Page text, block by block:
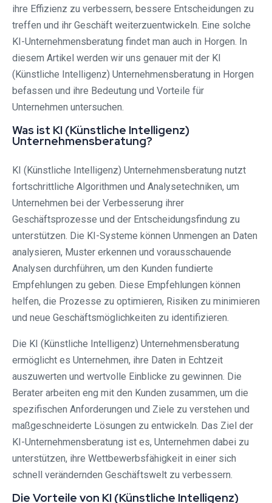
ihre Effizienz zu verbessern, bessere Entscheidungen zu
treffen und ihr Geschäft weiterzuentwickeln. Eine solche
KI-Unternehmensberatung findet man auch in Horgen. In
diesem Artikel werden wir uns genauer mit der KI
(Künstliche Intelligenz) Unternehmensberatung in Horgen
befassen und ihre Bedeutung und Vorteile für
Unternehmen untersuchen.
Was ist KI (Künstliche Intelligenz)
Unternehmensberatung?
KI (Künstliche Intelligenz) Unternehmensberatung nutzt
fortschrittliche Algorithmen und Analysetechniken, um
Unternehmen bei der Verbesserung ihrer
Geschäftsprozesse und der Entscheidungsfindung zu
unterstützen. Die KI-Systeme können Unmengen an Daten
analysieren, Muster erkennen und vorausschauende
Analysen durchführen, um den Kunden fundierte
Empfehlungen zu geben. Diese Empfehlungen können
helfen, die Prozesse zu optimieren, Risiken zu minimieren
und neue Geschäftsmöglichkeiten zu identifizieren.
Die KI (Künstliche Intelligenz) Unternehmensberatung
ermöglicht es Unternehmen, ihre Daten in Echtzeit
auszuwerten und wertvolle Einblicke zu gewinnen. Die
Berater arbeiten eng mit den Kunden zusammen, um die
spezifischen Anforderungen und Ziele zu verstehen und
maßgeschneiderte Lösungen zu entwickeln. Das Ziel der
KI-Unternehmensberatung ist es, Unternehmen dabei zu
unterstützen, ihre Wettbewerbsfähigkeit in einer sich
schnell verändernden Geschäftswelt zu verbessern.
Die Vorteile von KI (Künstliche Intelligenz)